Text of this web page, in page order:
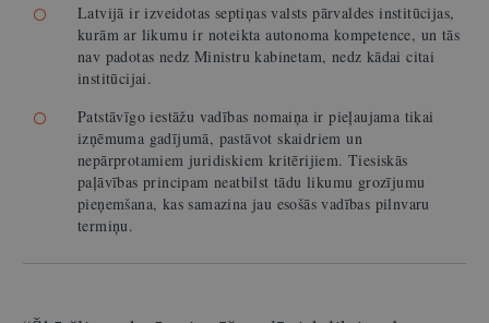
Latvijā ir izveidotas septiņas valsts pārvaldes institūcijas,
kurām ar likumu ir noteikta autonoma kompetence, un tās
nav padotas nedz Ministru kabinetam, nedz kādai citai
institūcijai.
Patstāvīgo iestāžu vadības nomaiņa ir pieļaujama tikai
izņēmuma gadījumā, pastāvot skaidriem un
nepārprotamiem juridiskiem kritērijiem. Tiesiskās
paļāvības principam neatbilst tādu likumu grozījumu
pieņemšana, kas samazina jau esošās vadības pilnvaru
termiņu.